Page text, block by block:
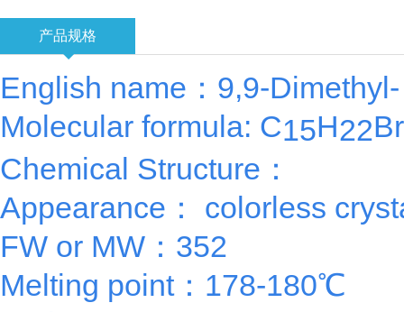
产品规格
English name：9,9-
Molecular formula: C15H22Br
Chemical Structure：
Appearance： colorless
FW or MW：352
Melting point：178-180℃